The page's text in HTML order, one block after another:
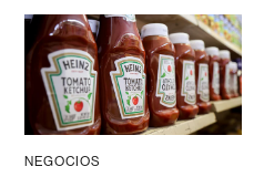
NEGOCIOS